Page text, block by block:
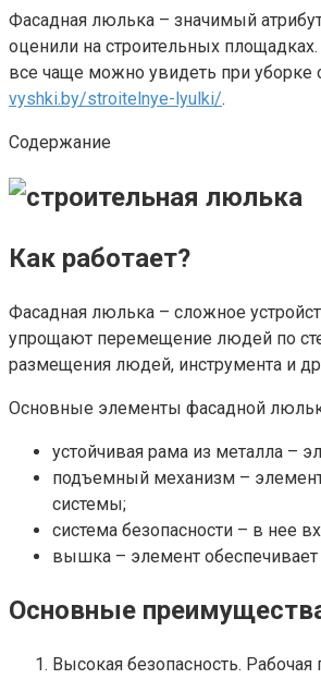
Фасадная люлька – значимый
оценили на строительных
все чаще можно увидеть при
vyshki.by/stroitelnye-lyulki/.
Содержание
Как работает?
Фасадная люлька – сложное
упрощают перемещение людей по
размещения людей, инструмента и
Основные элементы фасадной
устойчивая рама из металла –
подъемный механизм –
системы;
система безопасности – в нее
вышка – элемент обеспечивает
Основные
Высокая безопасность.